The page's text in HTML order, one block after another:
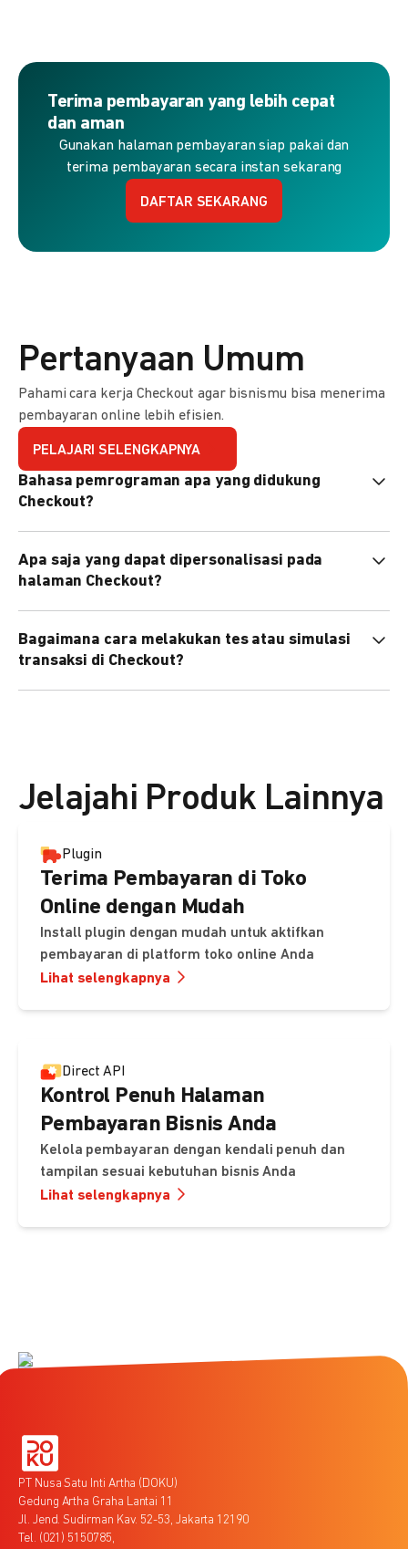
Terima pembayaran yang lebih cepat
dan aman
Gunakan halaman pembayaran siap pakai dan
terima pembayaran secara instan sekarang
DAFTAR SEKARANG
Pertanyaan Umum
Pahami cara kerja Checkout agar bisnismu bisa menerima
pembayaran online lebih efisien.
PELAJARI SELENGKAPNYA
Bahasa pemrograman apa yang didukung
Checkout?
PHP, Node.js, Go, dll).
Apa saja yang dapat dipersonalisasi pada
halaman Checkout?
preferensi bahasa, dan urutan metode pembayaran sesuai
kebutuhan brand Anda.
Bagaimana cara melakukan tes atau simulasi
transaksi di Checkout?
Jelajahi Produk Lainnya
Plugin
Terima Pembayaran di Toko
Online dengan Mudah
Install plugin dengan mudah untuk aktifkan
pembayaran di platform toko online Anda
Lihat selengkapnya
Direct API
Kontrol Penuh Halaman
Pembayaran Bisnis Anda
Kelola pembayaran dengan kendali penuh dan
tampilan sesuai kebutuhan bisnis Anda
Lihat selengkapnya
PT Nusa Satu Inti Artha (DOKU)
Gedung Artha Graha Lantai 11
Jl. Jend. Sudirman Kav. 52-53, Jakarta 12190
Tel. (021) 5150785,